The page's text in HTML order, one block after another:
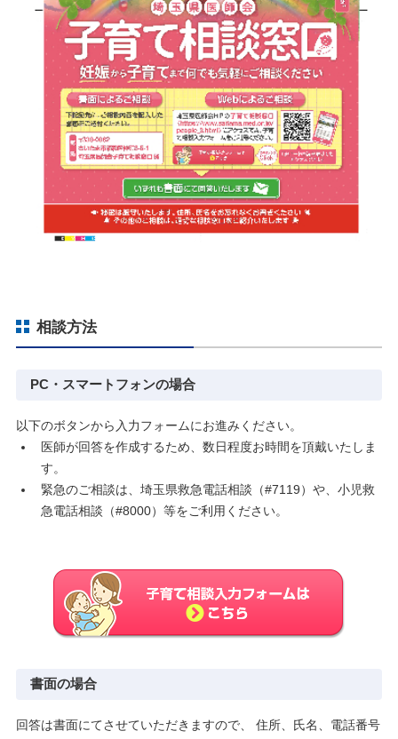
相談方法
PC・スマートフォンの場合
以下のボタンから入力フォームにお進みください。
医師が回答を作成するため、数日程度お時間を頂戴いたしま
す。
緊急のご相談は、埼玉県救急電話相談（#7119）や、小児救
急電話相談（#8000）等をご利用ください。
書面の場合
回答は書面にてさせていただきますので、 住所、氏名、電話番号